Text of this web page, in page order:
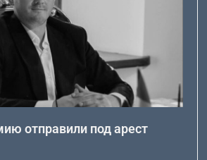
отправили под арест